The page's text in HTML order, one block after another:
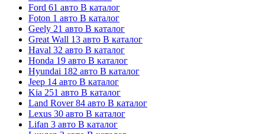
Ford 61 авто В каталог
Foton 1 авто В каталог
Geely 21 авто В каталог
Great Wall 13 авто В каталог
Haval 32 авто В каталог
Honda 19 авто В каталог
Hyundai 182 авто В каталог
Jeep 14 авто В каталог
Kia 251 авто В каталог
Land Rover 84 авто В каталог
Lexus 30 авто В каталог
Lifan 3 авто В каталог